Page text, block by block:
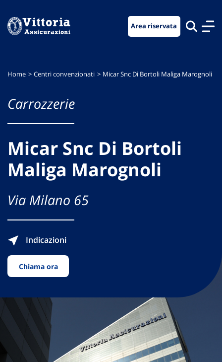
menu
contenuto
footer
Area riservata
Home Centri convenzionati Micar Snc Di Bortoli Maliga Marognoli
Carrozzerie
Micar Snc Di Bortoli
Maliga Marognoli
Via Milano 65
Indicazioni
Chiama ora